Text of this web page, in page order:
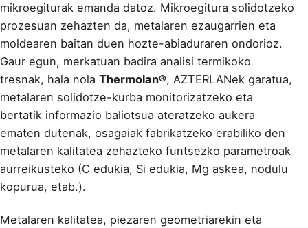
mikroegiturak emanda datoz. Mikroegitura solidotzeko
prozesuan zehazten da, metalaren ezaugarrien eta
moldearen baitan duen hozte-abiaduraren ondorioz.
Gaur egun, merkatuan badira analisi termikoko
tresnak, hala nola Thermolan®, AZTERLANek garatua,
metalaren solidotze-kurba monitorizatzeko eta
bertatik informazio baliotsua ateratzeko aukera
ematen dutenak, osagaiak fabrikatzeko erabiliko den
metalaren kalitatea zehazteko funtsezko parametroak
aurreikusteko (C edukia, Si edukia, Mg askea, nodulu
kopurua, etab.).
Metalaren kalitatea, piezaren geometriarekin eta